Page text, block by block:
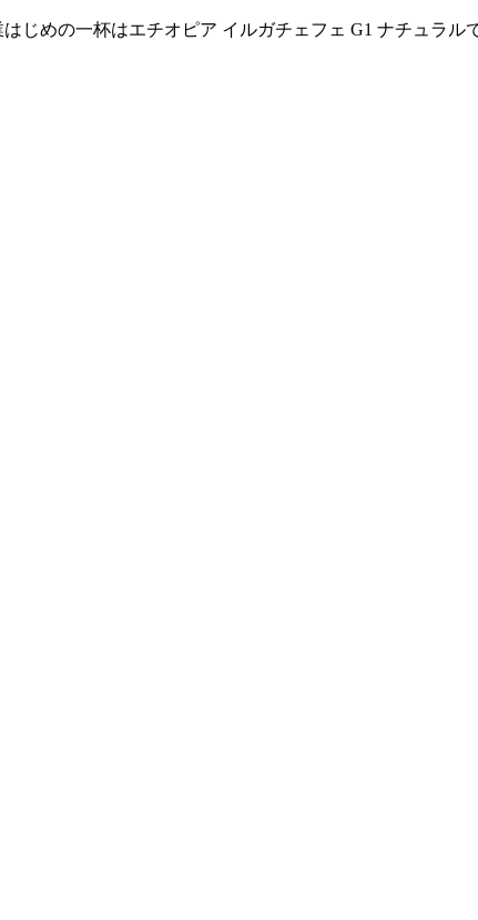
めの一杯はエチオピア イルガチェフェ G1 ナチュラル